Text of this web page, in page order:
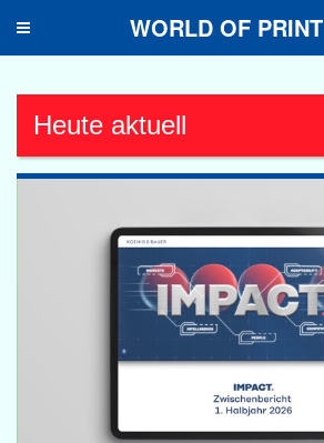
Toggle
WORLD OF PRINT
Heute aktuell